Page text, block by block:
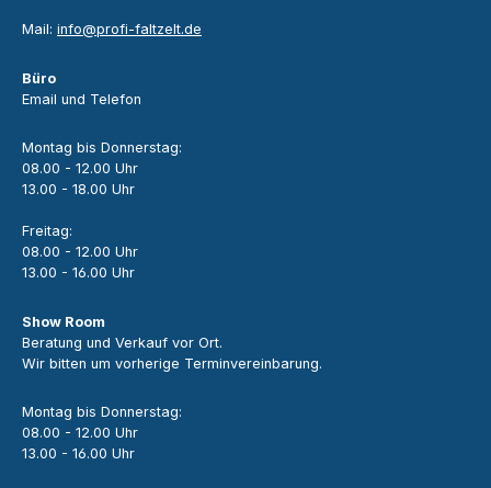
Mail: info@profi-faltzelt.de
Büro
Email und Telefon
Montag bis Donnerstag:
08.00 - 12.00 Uhr
13.00 - 18.00 Uhr
Freitag:
08.00 - 12.00 Uhr
13.00 - 16.00 Uhr
Show Room
Beratung und Verkauf vor Ort.
Wir bitten um vorherige Terminvereinbarung.
Montag bis Donnerstag:
08.00 - 12.00 Uhr
13.00 - 16.00 Uhr